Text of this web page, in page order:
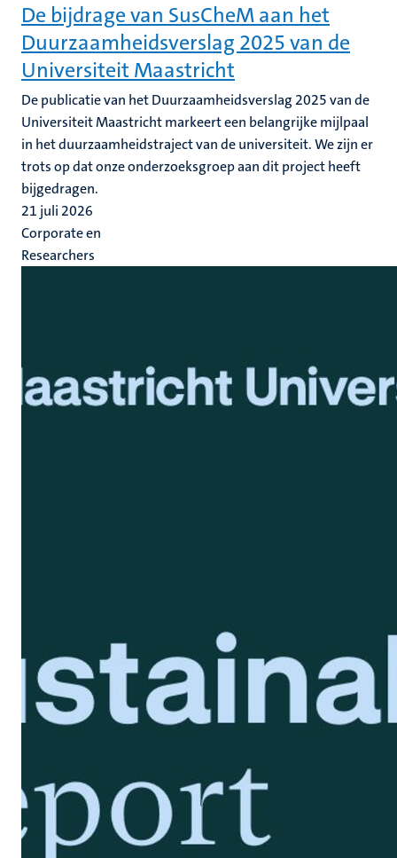
De bijdrage van SusCheM aan het
Duurzaamheidsverslag 2025 van de
Universiteit Maastricht
De publicatie van het Duurzaamheidsverslag 2025 van de
Universiteit Maastricht markeert een belangrijke mijlpaal
in het duurzaamheidstraject van de universiteit. We zijn er
trots op dat onze onderzoeksgroep aan dit project heeft
bijgedragen.
21 juli 2026
Corporate en
Researchers